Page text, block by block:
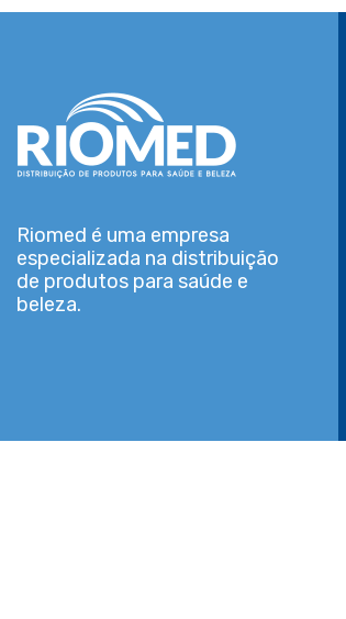
Riomed é uma empresa
especializada na distribuição
de produtos para saúde e
beleza.